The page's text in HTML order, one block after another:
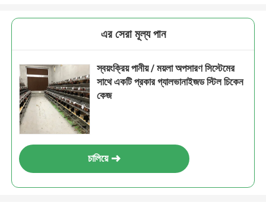
এর সেরা মূল্য পান
স্বয়ংক্রিয় পানীয় / ময়লা অপসারণ সিস্টেমের
সাথে একটি প্রকার গ্যালভানাইজড স্টিল চিকেন
কেজ
চালিয়ে